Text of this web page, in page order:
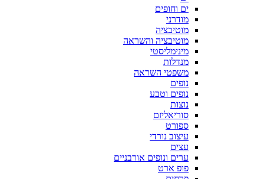
ים וחופים
מודרני
מוטיבציה
מוטיבציה והשראה
מינימליסטי
מנדלות
משפטי השראה
נופים
נופים וטבע
נוצות
סוריאליזם
ספורט
עיצוב נורדי
עצים
ערים ונופים אורבניים
פופ ארט